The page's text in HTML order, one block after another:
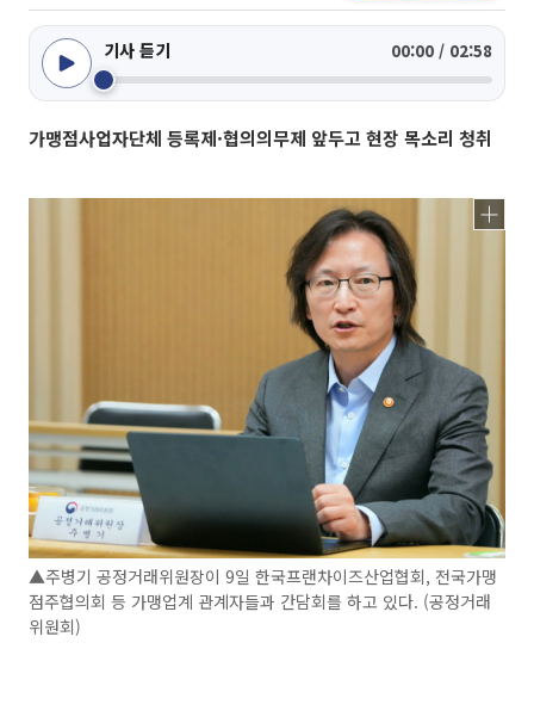
기사 듣기 00:00 / 02:58
가맹점사업자단체 등록제·협의의무제 앞두고 현장 목소리 청취
▲주병기 공정거래위원장이 9일 한국프랜차이즈산업협회, 전국가맹
점주협의회 등 가맹업계 관계자들과 간담회를 하고 있다. (공정거래
위원회)